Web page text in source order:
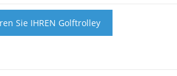
Sie IHREN Golftrolley